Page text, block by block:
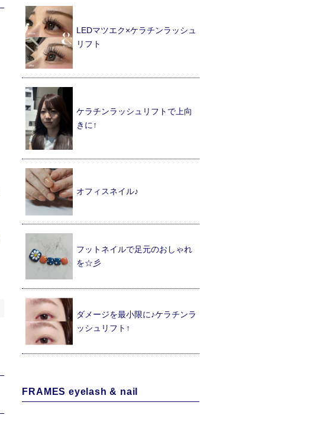
LEDマツエク×ケラチンラッシュ
リフト
ケラチンラッシュリフトで上向
きに↑
オフィスネイル♪
フットネイルで足元のおしゃれ
を☆彡
ダメージを最小限に♪ケラチンラ
ッシュリフト↑
FRAMES eyelash & nail